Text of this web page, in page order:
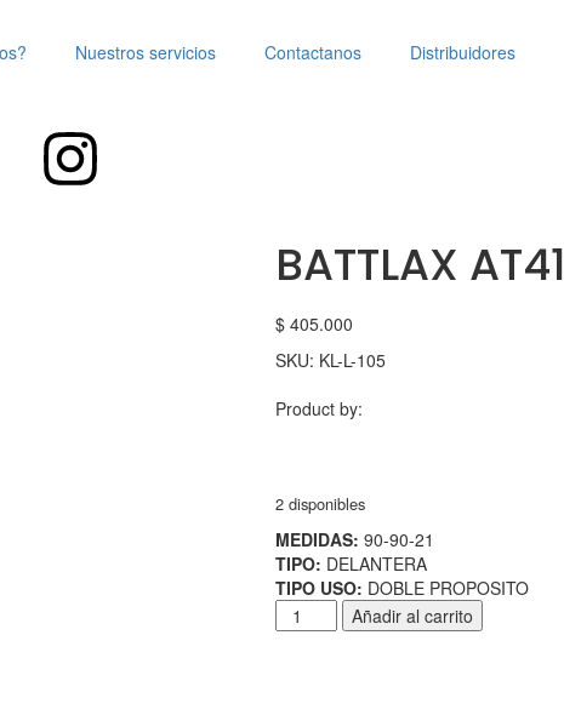
Nuestros servicios Contactanos Distribuidores
BATTLAX AT41
$405.000
SKU: KL-L-105
Product by:
2 disponibles
MEDIDAS: 90-90-21
TIPO: DELANTERA
TIPO USO: DOBLE PROPOSITO
Añadir al carrito